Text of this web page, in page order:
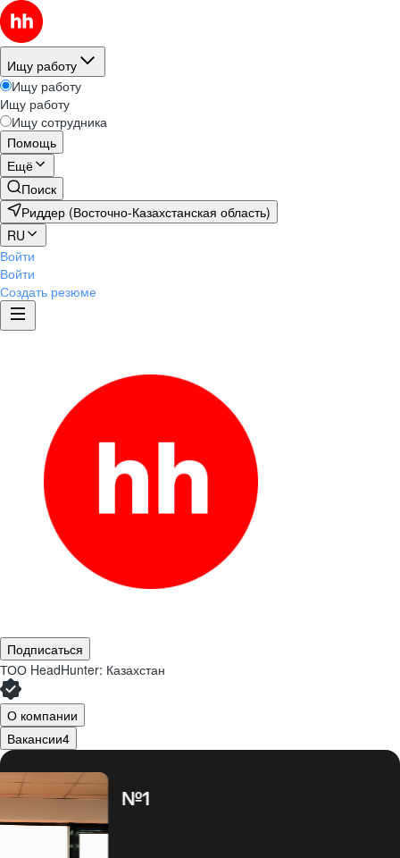
Ищу работу
Ищу работу
Ищу работу
Ищу сотрудника
Помощь
Ещё
Поиск
Риддер (Восточно-Казахстанская область)
RU
Войти
Войти
Создать резюме
Подписаться
ТОО HeadHunter: Казахстан
О компании
Вакансии4
№1